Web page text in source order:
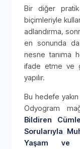
Bir diğer
biçimleriyle
adlandırma,
en sonunda da
nesne tanıma
ifade etme ve
yapılır.
Bu hedefe
Odyogram
Bildiren
Sorularıyla
Yaşam ve